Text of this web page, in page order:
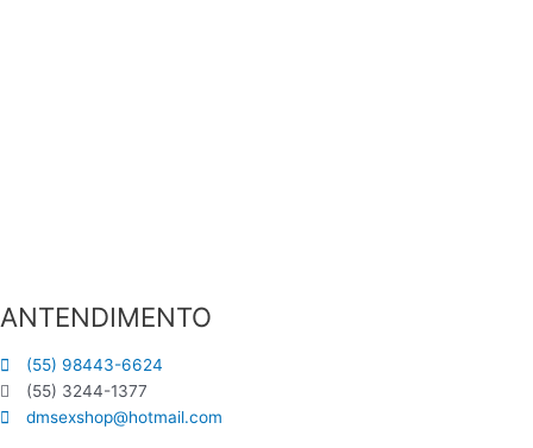
ANTENDIMENTO
(55) 98443-6624
(55) 3244-1377
dmsexshop@hotmail.com